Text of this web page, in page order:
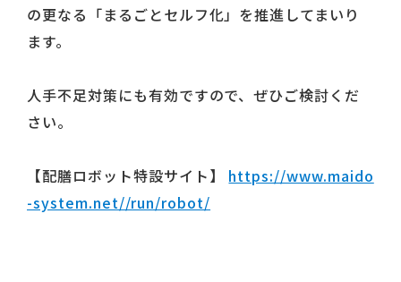
の更なる「まるごとセルフ化」を推進してまいり
ます。
人手不足対策にも有効ですので、ぜひご検討くだ
さい。
【配膳ロボット特設サイト】 https://www.maido
-system.net//run/robot/